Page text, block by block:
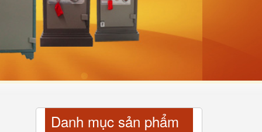
Danh mục sản phẩm